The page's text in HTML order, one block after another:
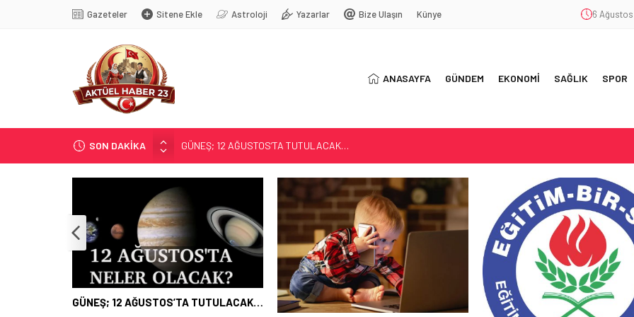
Gazeteler Sitene Ekle Astroloji Yazarlar Bize Ulaşın Künye 6
ANASAYFA GÜNDEM EKONOMİ SAĞLIK SPOR
SON DAKİKA
GÜNEŞ; 12 AĞUSTOS’TA TUTULACAK…
SOSYAL MEDYANIN KÜÇÜK YAŞ BAĞIMLILIĞI
EĞİTİMCİLERİN PROMOSYONU 3,5 YIL OLDU
71 KENTTE OPERASYON
TÜRK DÜNYASI BAŞKENTLERİ
GÜNEŞ; 12 AĞUSTOS’TA TUTULACAK…